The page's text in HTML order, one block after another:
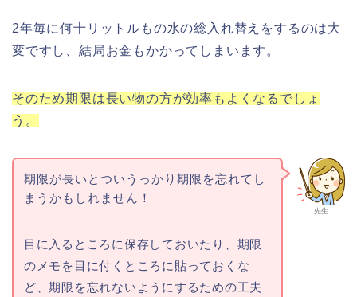
2年毎に何十リットルもの水の総入れ替えをするのは大
変ですし、結局お金もかかってしまいます。
そのため期限は長い物の方が効率もよくなるでしょ
う。
先生
期限が長いとついうっかり期限を忘れてし
まうかもしれません！
目に入るところに保存しておいたり、期限
のメモを目に付くところに貼っておくな
ど、期限を忘れないようにするための工夫